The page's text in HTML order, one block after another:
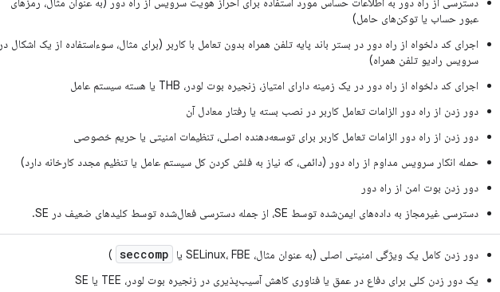
عبور حساب یا توکن‌های حامل)
اجرای کد دلخواه از راه دور در بستر باند پایه تلفن همراه بدون تعامل با کاربر (برای مثال، سوءاستفاده از یک اشکال در
سرویس رادیو تلفن همراه)
اجرای کد دلخواه از راه دور در یک زمینه دارای امتیاز، زنجیره بوت لودر، THB یا هسته سیستم عامل
دور زدن از راه دور الزامات تعامل کاربر در نصب بسته یا رفتار معادل آن
دور زدن از راه دور الزامات تعامل کاربر برای توسعه‌دهنده اصلی، تنظیمات امنیتی یا حریم خصوصی
حمله انکار سرویس مداوم از راه دور (دائمی، که نیاز به فلش کردن کل سیستم عامل یا تنظیم مجدد کارخانه دارد)
دور زدن بوت امن از راه دور
دسترسی غیرمجاز به داده‌های ایمن‌شده توسط SE، از جمله دسترسی فعال‌شده توسط کلیدهای ضعیف در SE.
دور زدن کامل یک ویژگی امنیتی اصلی (به عنوان مثال، SELinux، FBE یا seccomp
)
یک دور زدن کلی برای دفاع در عمق یا فناوری کاهش آسیب‌پذیری در زنجیره بوت لودر، TEE یا SE